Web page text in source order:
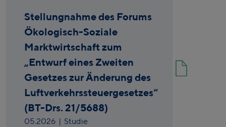
Stellungnahme des Forums
Ökologisch-Soziale
Marktwirtschaft zum
„Entwurf eines Zweiten
Gesetzes zur Änderung des
Luftverkehrssteuergesetzes“
(BT-Drs. 21/5688)
05.2026 | Studie